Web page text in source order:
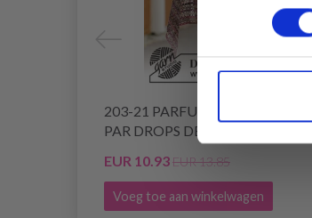
203-21 PARFUM D'AUTOMNE
PAR DROPS DESIGN
EUR 10.93EUR 13.85
Voeg toe aan winkelwagen